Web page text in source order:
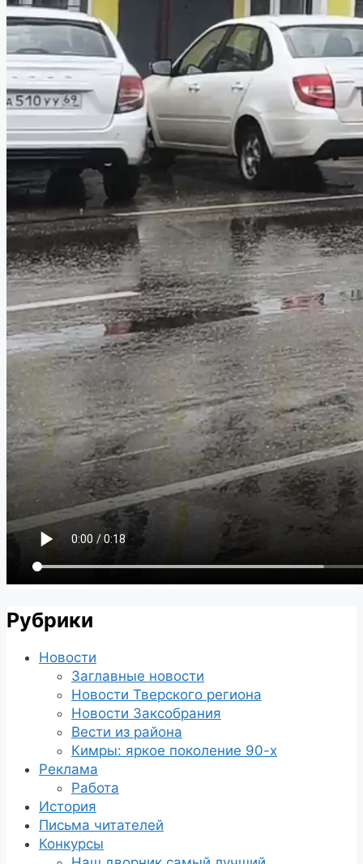
Рубрики
Новости
Заглавные новости
Новости Тверского региона
Новости Заксобрания
Вести из района
Кимры: яркое поколение 90-х
Реклама
Работа
История
Письма читателей
Конкурсы